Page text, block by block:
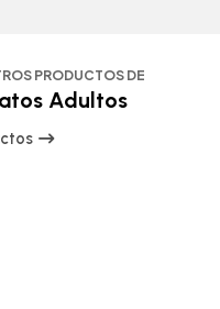
PRODUCTOS DE
Adultos